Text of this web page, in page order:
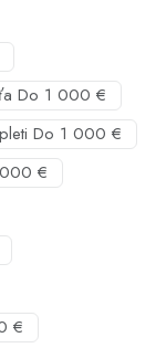
Do 1 000 €
Do 1 000 €
€
€